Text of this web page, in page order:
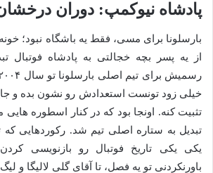
پادشاه نیوکمپ: دوران درخشان
بارسلونا برای مسی، فقط یه باشگاه نبود؛
از یه پسر بچه خجالتی به پادشاه فوتبال
خیلی زود تونست استعدادش رو نشون بده و
تثبیت کنه. اونجا بود که در کنار اسطوره هایی
تبدیل به ستاره اصلی تیم شد. رکوردهایی که
یکی یکی تاریخ فوتبال رو بازنویسی
باورنکردنی تو یه فصل، تا آقای گلی لالیگا و لیگ